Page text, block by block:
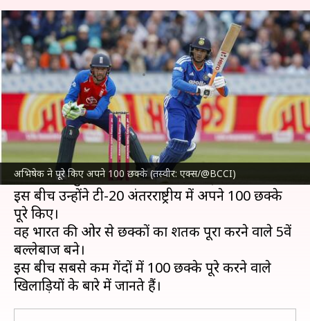
अभिषेक ने पूरे किए अपने 100 छक्के (तस्वीर: एक्स/@BCCI)
टी-20 अंतरराष्ट्रीय में इन बल्लेबाजों ने
सबसे कम गेंदों में 100 छक्के लगाए
लेखन अंकित पसबोला Jul 02, 2026 02:41 pm
क्या है खबर?
भारतीय क्रिकेट टीमके बल्लेबाजअभिषेक शर्माने इंग्लैंड
क्रिकेट टीम के खिलाफ पहले टी-20 में अर्धशतक लगाया।
हालांकि, ये मुकाबला बारिश के कारण रद्द हो गया।
इस बीच उन्होंने टी-20 अंतरराष्ट्रीय में अपने 100 छक्के
पूरे किए।
वह भारत की ओर से छक्कों का शतक पूरा करने वाले 5वें
बल्लेबाज बने।
इस बीच सबसे कम गेंदों में 100 छक्के पूरे करने वाले